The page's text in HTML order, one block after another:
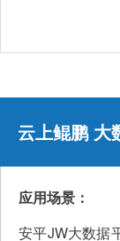
云上鲲鹏 大
应用场景：
安平JW大数据